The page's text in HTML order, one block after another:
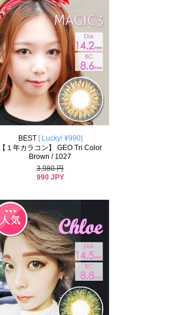
BEST[ Lucky! ¥990]
【１年カラコン】 GEO Tri Color
Brown / 1027
3,980 円
990 JPY